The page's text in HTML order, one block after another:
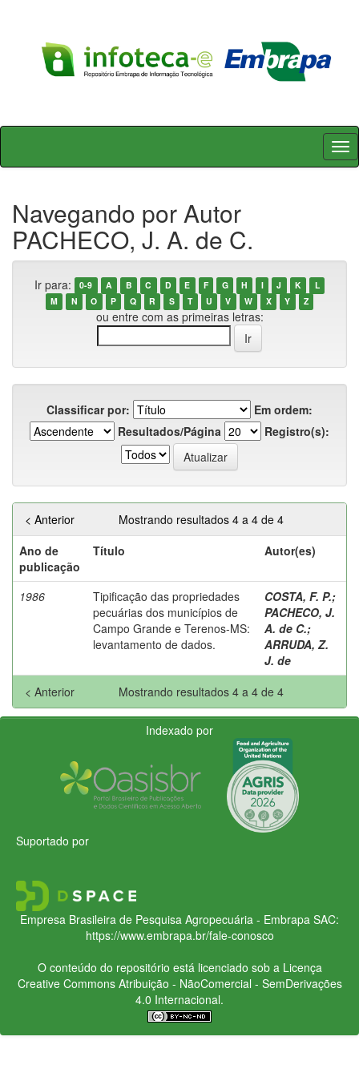
Skip
Navegando por Autor
PACHECO, J. A. de C.
Ir para: 0-9 A B C D E F G H I J K
L
M
N O P Q R S T U V W X Y Z
ou entre com as primeiras letras:
Classificar por:
Em ordem:
Resultados/Página
Registro(s):
Mostrando resultados 4 a 4 de 4
< Anterior
Ano de
publicação
Título Autor(es)
1986
Tipificação das propriedades
pecuárias dos municípios de
Campo Grande e Terenos-MS:
levantamento de dados.
COSTA, F. P.;
PACHECO, J.
A. de C.;
ARRUDA, Z.
J. de
Mostrando resultados 4 a 4 de 4
< Anterior
Indexado por
Suportado por
Empresa Brasileira de Pesquisa Agropecuária - Embrapa SAC:
https://www.embrapa.br/fale-conosco
O conteúdo do repositório está licenciado sob a Licença
Creative CommonsAtribuição - NãoComercial - SemDerivações
4.0 Internacional.